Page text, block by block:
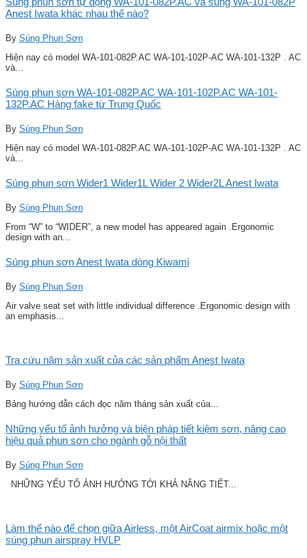
Anest Iwata khác nhau thế nào?
By Súng Phun Sơn
Hiện nay có model WA-101-082P.AC WA-101-102P-AC WA-101-132P . AC
và...
Súng phun sơn WA-101-082P.AC WA-101-102P.AC WA-101-
132P.AC Hàng fake từ Trung Quốc
By Súng Phun Sơn
Hiện nay có model WA-101-082P.AC WA-101-102P-AC WA-101-132P . AC
và...
Súng phun sơn Wider1 Wider1L Wider 2 Wider2L Anest Iwata
By Súng Phun Sơn
From “W” to “WIDER”, a new model has appeared again .Ergonomic
design with an...
Súng phun sơn Anest Iwata dòng Kiwami
By Súng Phun Sơn
Air valve seat set with little individual difference .Ergonomic design with
an emphasis...
Tra cứu năm sản xuất của các sản phẩm Anest Iwata
By Súng Phun Sơn
Bảng hướng dẫn cách đọc năm tháng sản xuất của...
Những yếu tố ảnh hưởng và biện pháp tiết kiệm sơn, nâng cao
hiệu quả phun sơn cho ngành gỗ nội thất
By Súng Phun Sơn
NHỮNG YẾU TỐ ẢNH HƯỞNG TỚI KHẢ NĂNG TIẾT...
Làm thế nào để chọn giữa Airless, một AirCoat airmix hoặc một
súng phun airspray HVLP